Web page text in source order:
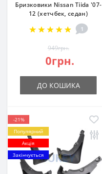
Бризковики Nissan Tiida '07-
12 (хетчбек, седан)
1
949грн.
0грн.
ДО КОШИКА
-21%
Популярний
Акція
Закінчується